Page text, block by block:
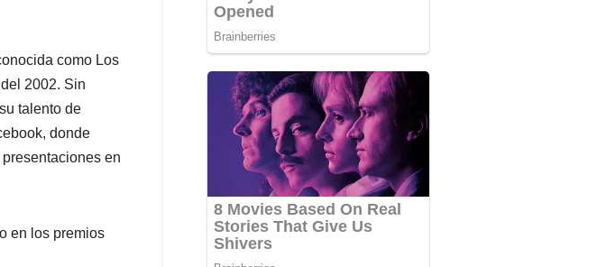
como Los
2002. Sin
talento de
donde
en
en los premios